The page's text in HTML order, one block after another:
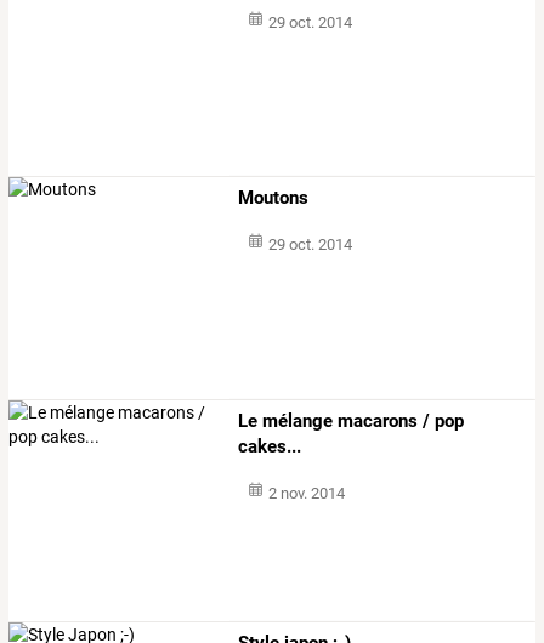
29 oct. 2014
Moutons
29 oct. 2014
Le mélange macarons / pop
cakes...
2 nov. 2014